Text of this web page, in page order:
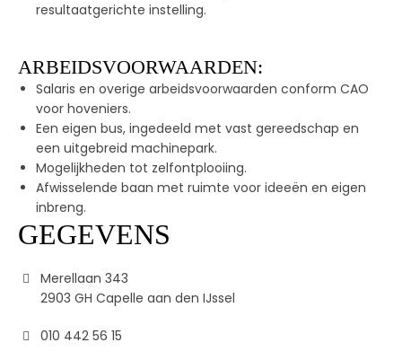
resultaatgerichte instelling.
ARBEIDSVOORWAARDEN:
Salaris en overige arbeidsvoorwaarden conform CAO
voor hoveniers.
Een eigen bus, ingedeeld met vast gereedschap en
een uitgebreid machinepark.
Mogelijkheden tot zelfontplooiing.
Afwisselende baan met ruimte voor ideeën en eigen
inbreng.
GEGEVENS
Merellaan 343
2903 GH Capelle aan den IJssel
010 442 56 15